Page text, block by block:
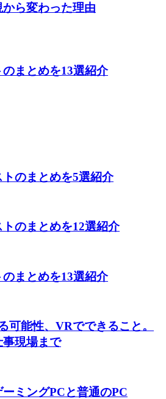
ら変わった理由
のまとめを13選紹介
のまとめを5選紹介
トのまとめを12選紹介
のまとめを13選紹介
可能性、VRでできること。
現場まで
ミングPCと普通のPC